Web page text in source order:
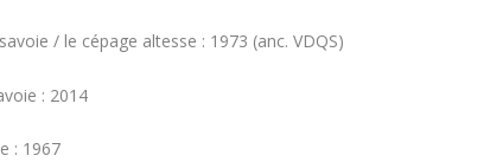
/ le cépage altesse : 1973 (anc. VDQS)
: 2014
: 1967